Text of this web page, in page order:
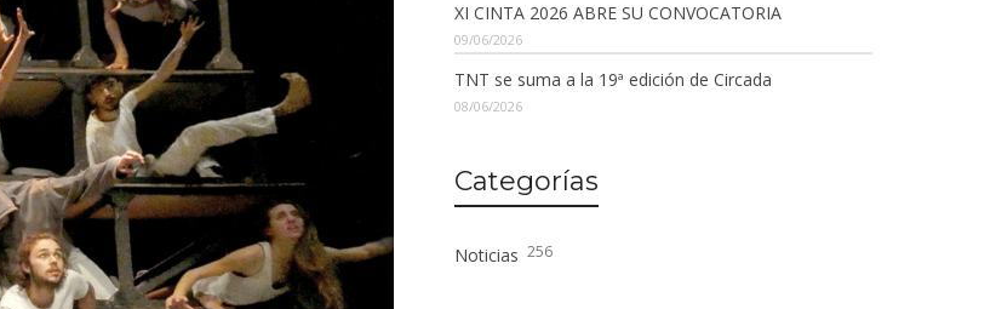
XI CINTA 2026 ABRE SU CONVOCATORIA
09/06/2026
TNT se suma a la 19ª edición de Circada
08/06/2026
Categorías
Noticias 256